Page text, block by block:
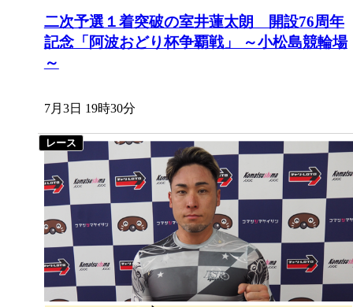
二次予選１着突破の室井蓮太朗 開設76周年
記念「阿波おどり杯争覇戦」 ～小松島競輪場
～
7月3日 19時30分